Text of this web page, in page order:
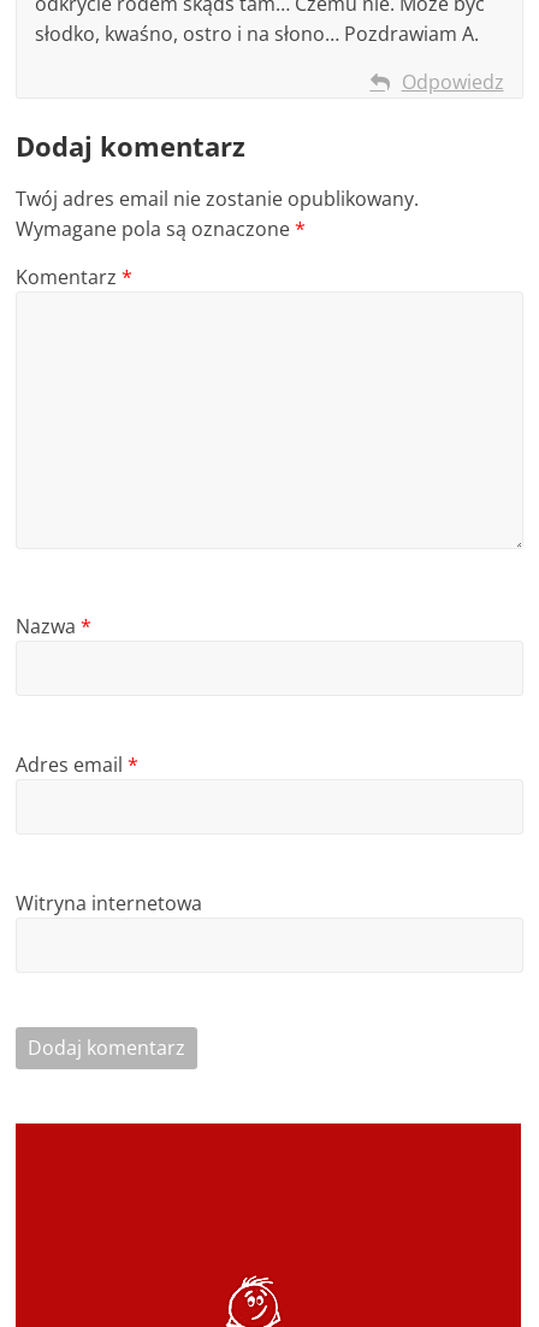
słodko, kwaśno, ostro i na słono… Pozdrawiam A.
Odpowiedz
Dodaj komentarz
Twój adres email nie zostanie opublikowany.
Wymagane pola są oznaczone*
Komentarz*
Nazwa*
Adres email*
Witryna internetowa